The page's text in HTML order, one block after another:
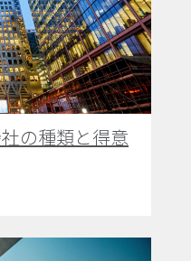
の種類と得意